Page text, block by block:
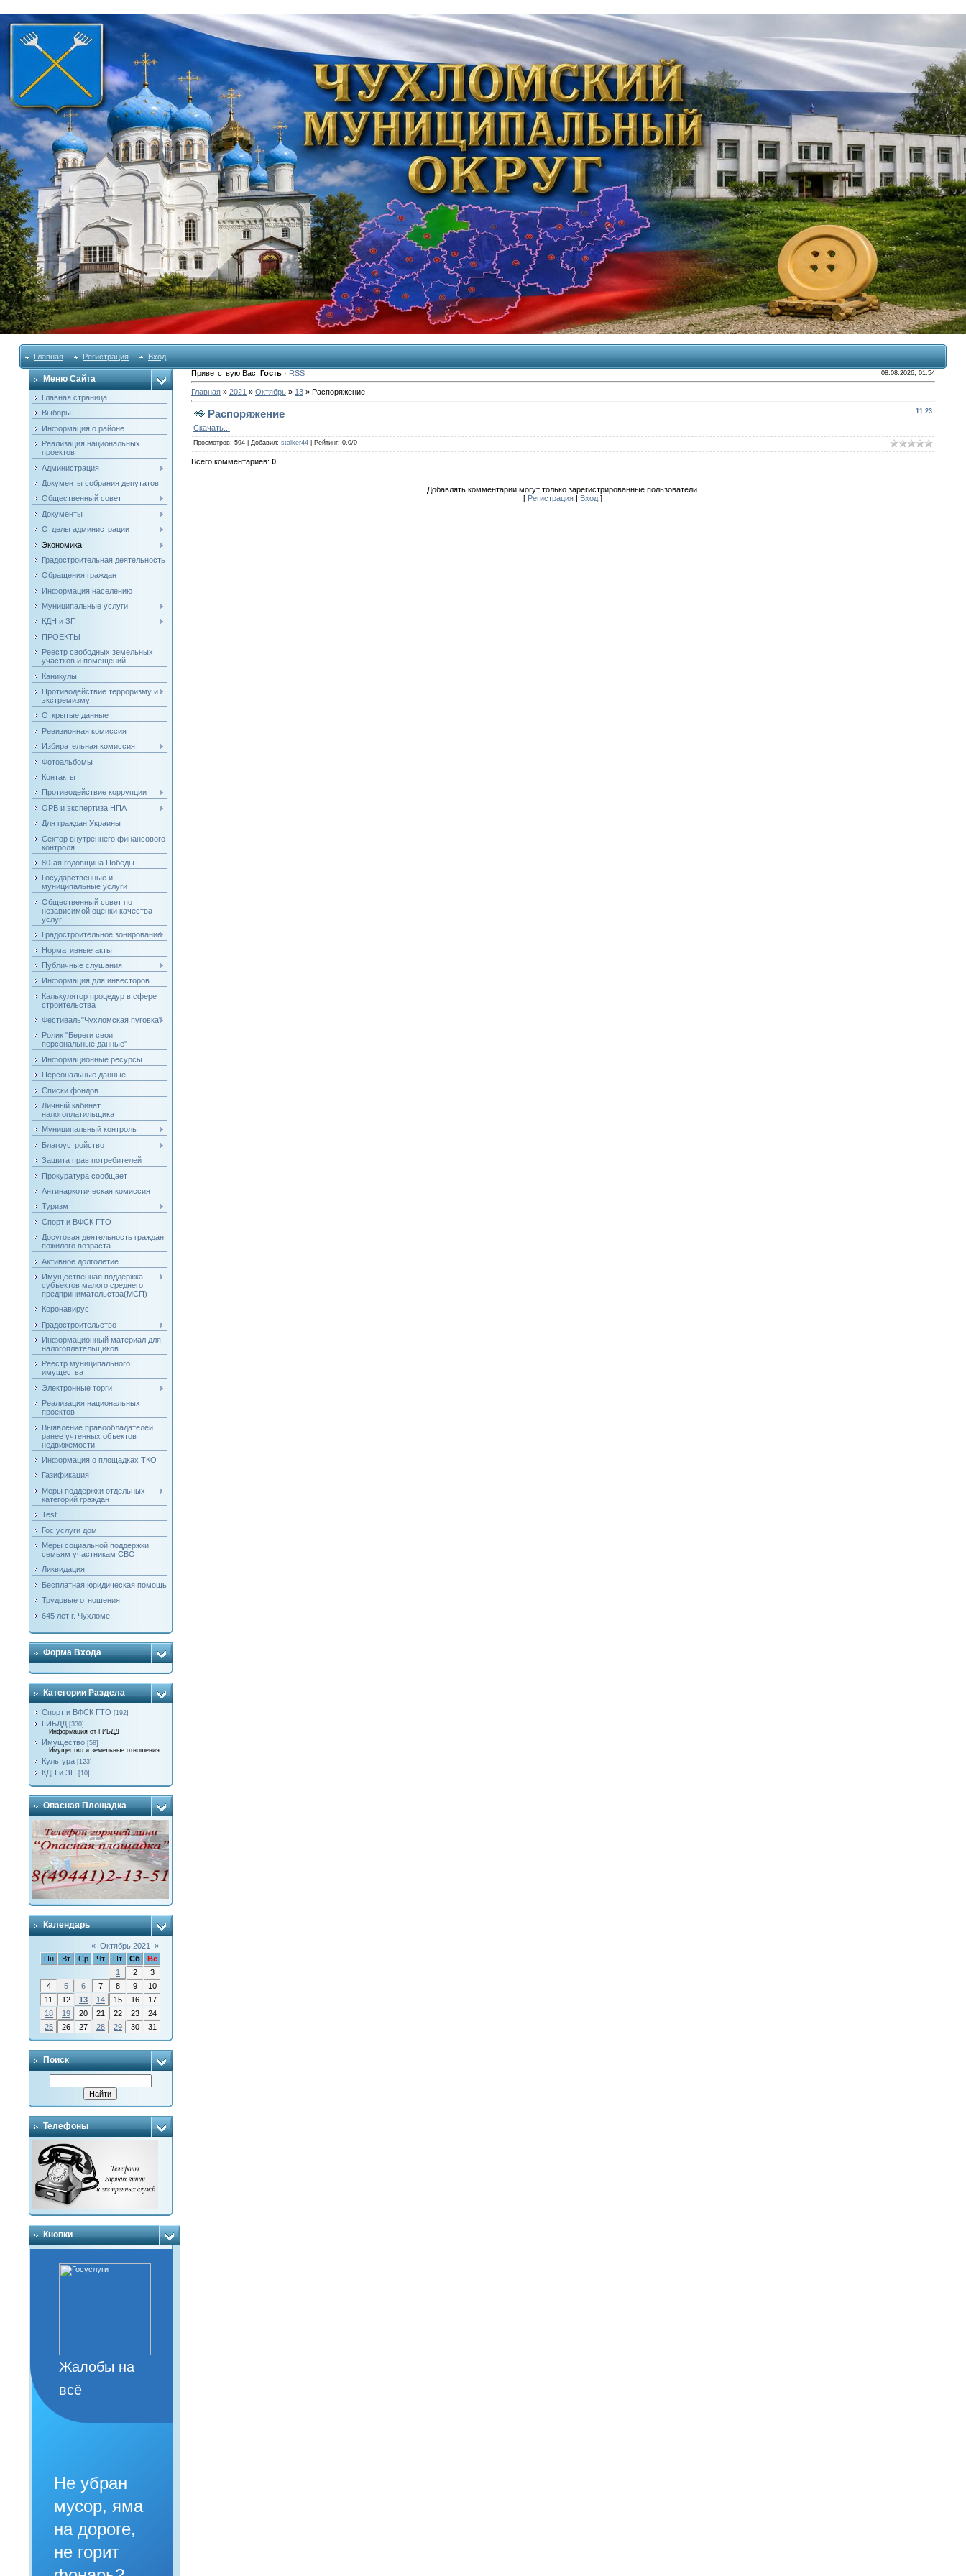
Главная Регистрация Вход
Меню Сайта
Главная страница
Выборы
Информация о районе
Реализация национальных
проектов
Администрация
Документы собрания депутатов
Общественный совет
Документы
Отделы администрации
Экономика
Градостроительная деятельность
Обращения граждан
Информация населению
Муниципальные услуги
КДН и ЗП
ПРОЕКТЫ
Реестр свободных земельных
участков и помещений
Каникулы
Противодействие терроризму и
экстремизму
Открытые данные
Ревизионная комиссия
Избирательная комиссия
Фотоальбомы
Контакты
Противодействие коррупции
ОРВ и экспертиза НПА
Для граждан Украины
Сектор внутреннего финансового
контроля
80-ая годовщина Победы
Государственные и
муниципальные услуги
Общественный совет по
независимой оценки качества
услуг
Градостроительное зонирование
Нормативные акты
Публичные слушания
Информация для инвесторов
Калькулятор процедур в сфере
строительства
Фестиваль"Чухломская пуговка"
Ролик "Береги свои
персональные данные"
Информационные ресурсы
Персональные данные
Списки фондов
Личный кабинет
налогоплатильщика
Муниципальный контроль
Благоустройство
Защита прав потребителей
Прокуратура сообщает
Антинаркотическая комиссия
Туризм
Спорт и ВФСК ГТО
Досуговая деятельность граждан
пожилого возраста
Активное долголетие
Имущественная поддержка
субъектов малого среднего
предпринимательства(МСП)
Коронавирус
Градостроительство
Информационный материал для
налогоплательщиков
Реестр муниципального
имущества
Электронные торги
Реализация национальных
проектов
Выявление правообладателей
ранее учтенных объектов
недвижемости
Информация о площадках ТКО
Газификация
Меры поддержки отдельных
категорий граждан
Test
Гос.услуги дом
Меры социальной поддержки
семьям участникам СВО
Ликвидация
Бесплатная юридическая помощь
Трудовые отношения
645 лет г. Чухломе
Форма Входа
Категории Раздела
Спорт и ВФСК ГТО [192]
ГИБДД [330]
Информация от ГИБДД
Имущество [58]
Имущество и земельные отношения
Культура [123]
КДН и ЗП [10]
Опасная Площадка
Календарь
« Октябрь 2021
»
Пн
Вт Ср Чт Пт Сб
Вс
1
2
3
4
5 6 7 8 9
10
11
12 13 14 15 16
17
18
19 20 21 22 23
24
25
26 27 28 29 30 31
Поиск
Телефоны
Кнопки
Жалобы на
всё
Не убран
мусор, яма
на дороге,
не горит
Приветствую Вас Гость· RSS 08.08.2026, 01:54
Главная» 2021 » Октябрь » 13» Распоряжение
11:23
Распоряжение
Скачать...
Просмотров: 594 | Добавил: stalker44| Рейтинг: 0.0/0
Всего комментариев: 0
Добавлять комментарии могут только зарегистрированные пользователи.
[ Регистрация Вход ]